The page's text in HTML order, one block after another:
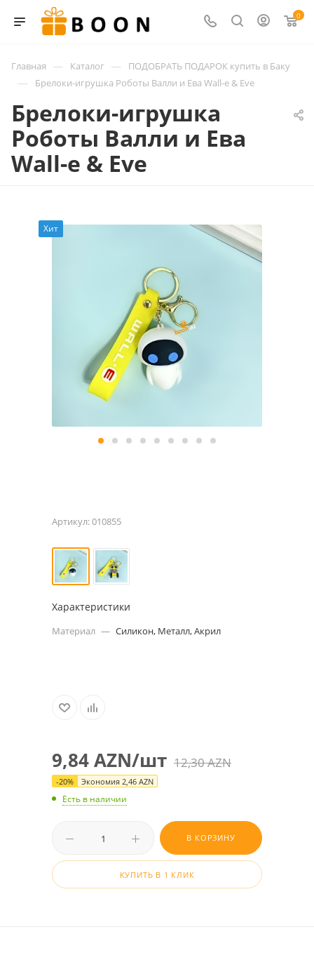
0
Главная — Каталог — ПОДОБРАТЬ ПОДАРОК купить в Баку
— Брелоки-игрушка Роботы Валли и Ева Wall-e & Eve
Брелоки-игрушка
Роботы Валли и Ева
Wall-e & Eve
Хит
Артикул:010855
Характеристики
Материал — Силикон, Металл, Акрил
9,84AZN/шт 12,30AZN
-20% Экономия 2,46 AZN
Есть в наличии
В КОРЗИНУ
КУПИТЬ В 1 КЛИК